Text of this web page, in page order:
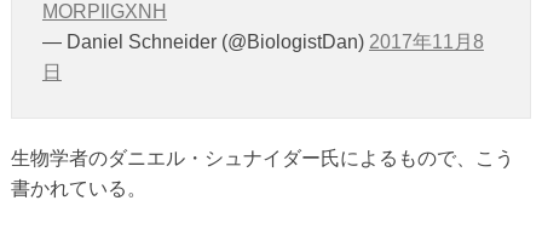
MORPIlGXNH
— Daniel Schneider (@BiologistDan) 2017年11月8
日
生物学者のダニエル・シュナイダー氏によるもので、こう
書かれている。